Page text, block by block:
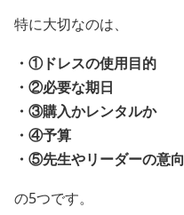
特に大切なのは、
・①ドレスの使用目的
・②必要な期日
・③購入かレンタルか
・④予算
・⑤先生やリーダーの意向
の5つです。